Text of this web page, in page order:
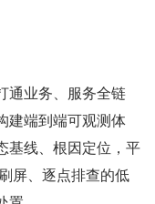
通业务、服务全链
建端到端可观测体
基线、根因定位，平
屏、逐点排查的低